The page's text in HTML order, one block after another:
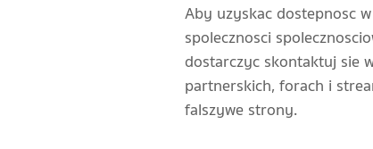
Aby uzyskac dostepnosc
spolecznosci
dostarczyc skontaktuj sie
partnerskich, forach i
falszywe strony.